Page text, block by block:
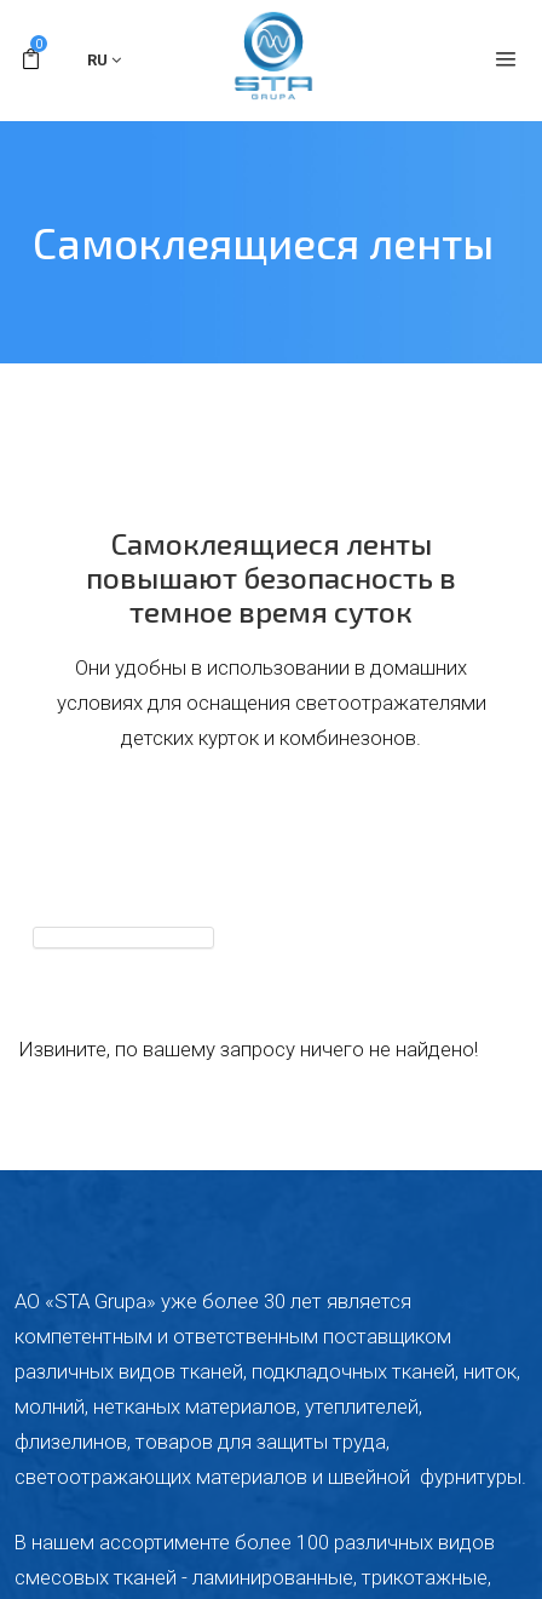
0
RU
Самоклеящиеся ленты
Самоклеящиеся ленты
повышают безопасность в
темное время суток
Они удобны в использовании в домашних
условиях для оснащения светоотражателями
детских курток и комбинезонов.
Извините, по вашему запросу ничего не найдено!
АО «STA Grupa» уже более 30 лет является
компетентным и ответственным поставщиком
различных видов тканей, подкладочных тканей, ниток,
молний, ​​нетканых материалов, утеплителей,
флизелинов, товаров для защиты труда,
светоотражающих материалов и швейной фурнитуры.
В нашем ассортименте более 100 различных видов
смесовых тканей - ламинированные, трикотажные,